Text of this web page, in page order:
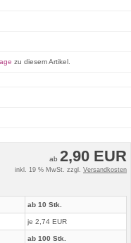
ab 2,90 EUR
inkl. 19 % MwSt. zzgl. Versandkosten
ab 10 Stk.
je 2,74 EUR
ab 100 Stk.
zu diesem Artikel.